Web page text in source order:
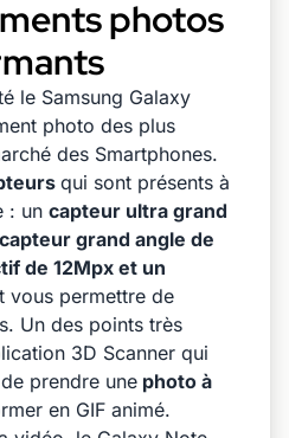
photos
le Samsung Galaxy
photo des plus
des Smartphones.
qui sont présents à
: un capteur ultra grand
grand angle de
de 12Mpx et un
vous permettre de
Un des points très
3D Scanner qui
prendre une photo à
en GIF animé.